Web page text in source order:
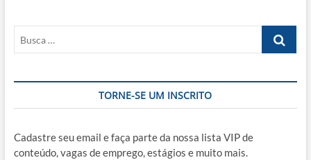
diferença
Busca
TORNE-SE UM INSCRITO
Cadastre seu email e faça parte da nossa lista VIP de
conteúdo, vagas de emprego, estágios e muito mais.